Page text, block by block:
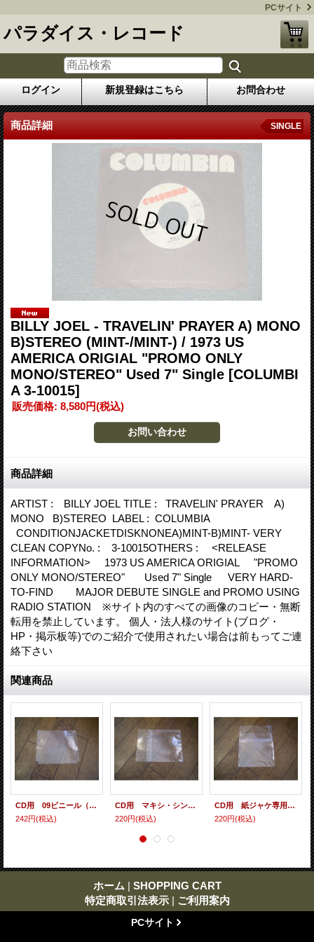
PCサイト
パラダイス・レコード
ログイン 新規登録はこちら お問合わせ
商品詳細 SINGLE
BILLY JOEL - TRAVELIN' PRAYER A) MONO
B)STEREO (MINT-/MINT-) / 1973 US
AMERICA ORIGIAL "PROMO ONLY
MONO/STEREO" Used 7" Single [COLUMBI
A 3-10015]
販売価格: 8,580円(税込)
商品詳細
ARTIST : BILLY JOEL TITLE : TRAVELIN' PRAYER A)
MONO B)STEREO LABEL : COLUMBIA
CONDITIONJACKETDISKNONEA)MINT-B)MINT- VERY
CLEAN COPYNo. : 3-10015OTHERS : <RELEASE
INFORMATION> 1973 US AMERICA ORIGIAL "PROMO
ONLY MONO/STEREO" Used 7" Single VERY HARD-
TO-FIND MAJOR DEBUTE SINGLE and PROMO USING
RADIO STATION ※サイト内のすべての画像のコピー・無断
転用を禁止しています。 個人・法人様のサイト(ブログ・
HP・掲示板等)でのご紹介で使用されたい場合は前もってご連
絡下さい
関連商品
CD用 09ビニール（各種サイズ） 10枚セット
242円(税込)
CD用 マキシ・シングル・シールド（ヨコ入れ/裏のり） 10枚セット
220円(税込)
CD用 紙ジャケ専用シールド（裏のり） 10枚セット
220円(税込)
ホーム | SHOPPING CART
特定商取引法表示 | ご利用案内
PCサイト